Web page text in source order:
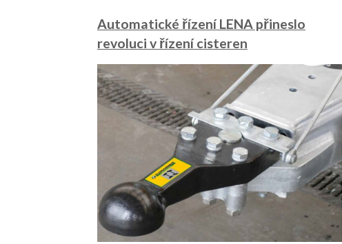
Automatické řízení LENA přineslo
revoluci v řízení cisteren